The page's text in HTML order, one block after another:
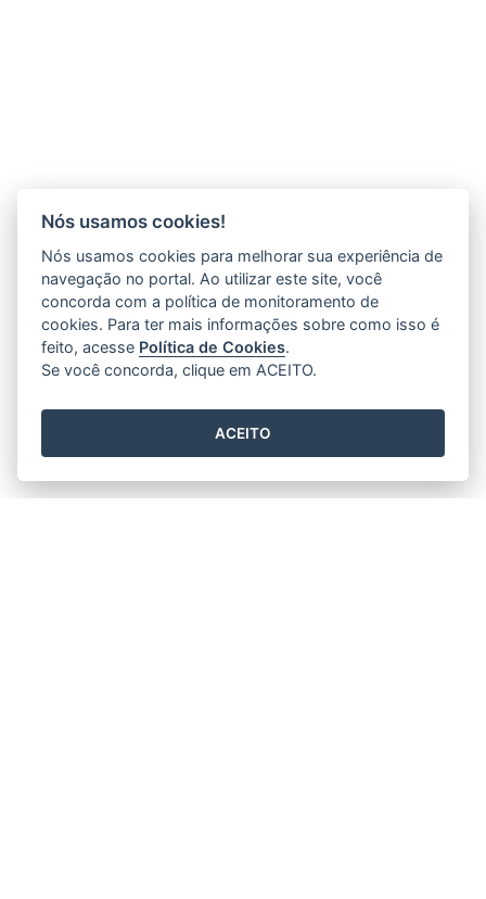
Nós usamos cookies!
Nós usamos cookies para melhorar sua experiência de
navegação no portal. Ao utilizar este site, você
concorda com a política de monitoramento de
cookies. Para ter mais informações sobre como isso é
feito, acesse Política de Cookies.
Se você concorda, clique em ACEITO.
ACEITO